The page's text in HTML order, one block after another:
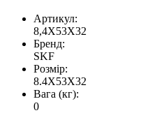
Артикул:
8,4X53X32
Бренд:
SKF
Розмір:
8.4X53X32
Вага (кг):
0